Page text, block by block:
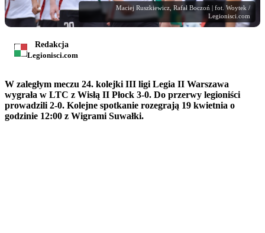
Maciej Ruszkiewicz, Rafał Boczoń | fot. Woytek /
Legionisci.com
Redakcja
Legionisci.com
W zaległym meczu 24. kolejki III ligi Legia II Warszawa
wygrała w LTC z Wisłą II Płock 3-0. Do przerwy legioniści
prowadzili 2-0. Kolejne spotkanie rozegrają 19 kwietnia o
godzinie 12:00 z Wigrami Suwałki.